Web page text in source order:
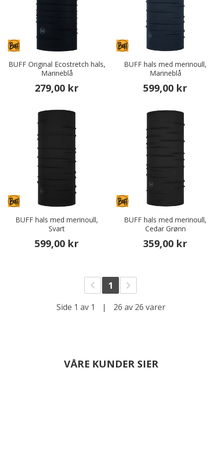
BUFF Original Ecostretch hals,
Marineblå
279,00 kr
BUFF hals med merinoull,
Marineblå
599,00 kr
BUFF hals med merinoull,
Svart
599,00 kr
BUFF hals med merinoull,
Cedar Grønn
359,00 kr
1
Side 1 av 1 | 26 av 26 varer
VÅRE KUNDER SIER